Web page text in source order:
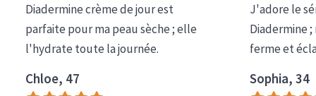
Peau normale à sèche
Peau mixte ou grasse
Peau mature
Peau ménopausée
Diadermine crème de jour est
parfaite pour ma peau sèche ; elle
l'hydrate toute la journée.
Chloe, 47
J'adore le
Diadermine
ferme et
Sophia, 34